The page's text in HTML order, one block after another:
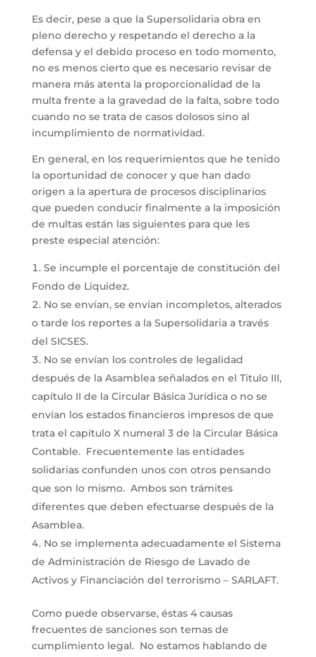
Es decir, pese a que la Supersolidaria obra en
pleno derecho y respetando el derecho a la
defensa y el debido proceso en todo momento,
no es menos cierto que es necesario revisar de
manera más atenta la proporcionalidad de la
multa frente a la gravedad de la falta, sobre todo
cuando no se trata de casos dolosos sino al
incumplimiento de normatividad.
En general, en los requerimientos que he tenido
la oportunidad de conocer y que han dado
origen a la apertura de procesos disciplinarios
que pueden conducir finalmente a la imposición
de multas están las siguientes para que les
preste especial atención:
Se incumple el porcentaje de constitución del
Fondo de Liquidez.
No se envían, se envían incompletos, alterados
o tarde los reportes a la Supersolidaria a través
del SICSES.
No se envían los controles de legalidad
después de la Asamblea señalados en el Titulo III,
capítulo II de la Circular Básica Jurídica o no se
envían los estados financieros impresos de que
trata el capítulo X numeral 3 de la Circular Básica
Contable. Frecuentemente las entidades
solidarias confunden unos con otros pensando
que son lo mismo. Ambos son trámites
diferentes que deben efectuarse después de la
Asamblea.
No se implementa adecuadamente el Sistema
de Administración de Riesgo de Lavado de
Activos y Financiación del terrorismo – SARLAFT.
Como puede observarse, éstas 4 causas
frecuentes de sanciones son temas de
cumplimiento legal. No estamos hablando de